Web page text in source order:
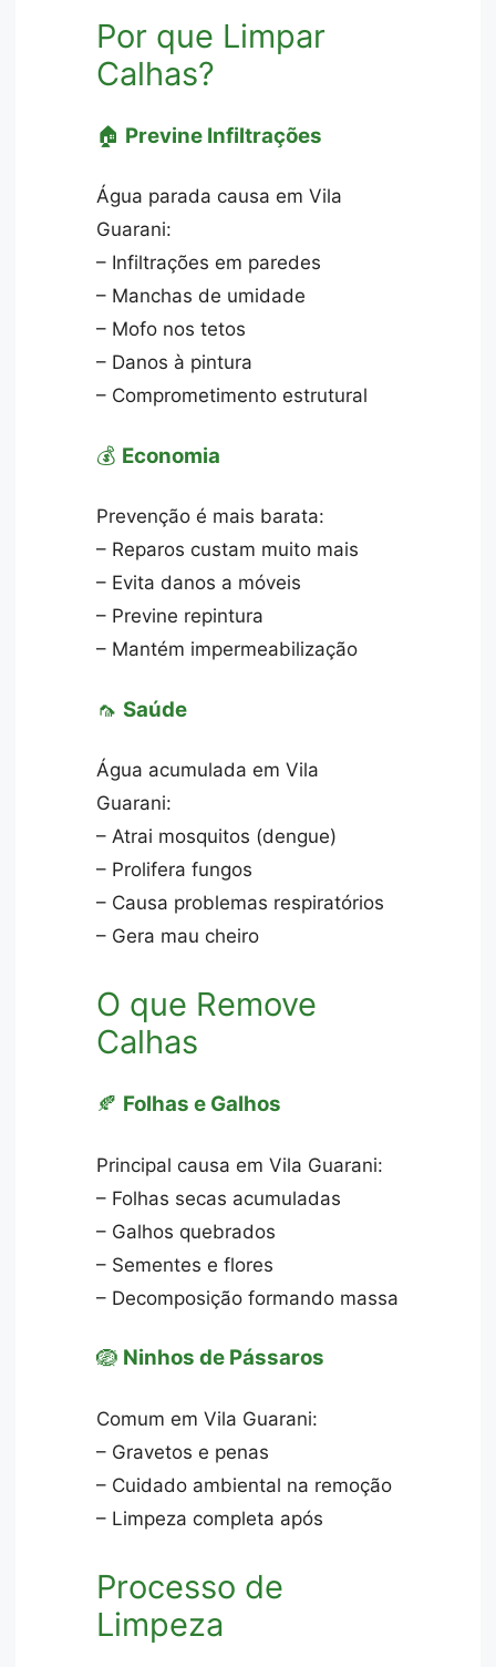
Por que Limpar
Calhas?
🏠 Previne Infiltrações
Água parada causa em Vila
Guarani:
– Infiltrações em paredes
– Manchas de umidade
– Mofo nos tetos
– Danos à pintura
– Comprometimento estrutural
💰 Economia
Prevenção é mais barata:
– Reparos custam muito mais
– Evita danos a móveis
– Previne repintura
– Mantém impermeabilização
🦟 Saúde
Água acumulada em Vila
Guarani:
– Atrai mosquitos (dengue)
– Prolifera fungos
– Causa problemas respiratórios
– Gera mau cheiro
O que Remove
Calhas
🍂 Folhas e Galhos
Principal causa em Vila Guarani:
– Folhas secas acumuladas
– Galhos quebrados
– Sementes e flores
– Decomposição formando massa
🪺 Ninhos de Pássaros
Comum em Vila Guarani:
– Gravetos e penas
– Cuidado ambiental na remoção
– Limpeza completa após
Processo de
Limpeza